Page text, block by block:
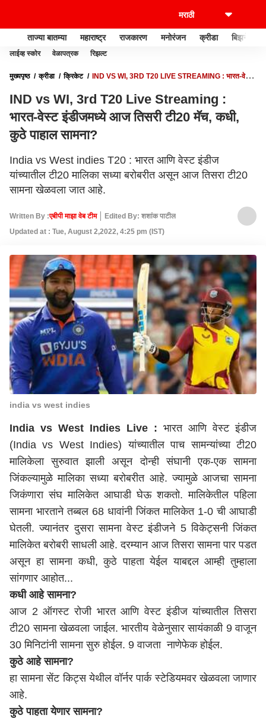
ताज्या बातम्या महाराष्ट्र राजकारण मनोरंजन क्रीडा बिझनेस
लाईव्ह स्कोर वेळापत्रक रिझल्ट
मुख्यपृष्ठ क्रीडा क्रिकेट
IND VS WI, 3RD T20 LIVE STREAMING : भारत-वेस्ट
IND vs WI, 3rd T20 Live Streaming :
भारत-वेस्ट इंडीजमध्ये आज तिसरी टी20 मॅच, कधी,
कुठे पाहाल सामना?
India vs West indies T20 : भारत आणि वेस्ट इंडीज
यांच्यातील टी20 मालिका सध्या बरोबरीत असून आज तिसरा टी20
सामना खेळवला जात आहे.
Written By :एबीपी माझा वेब टीम
Edited By: शशांक पाटील
Updated at : Tue, August 2,2022, 4:25 pm (IST)
india vs west indies
India vs West Indies Live : भारत आणि वेस्ट इंडीज
(India vs West Indies) यांच्यातील पाच सामन्यांच्या टी20
मालिकेला सुरुवात झाली असून दोन्ही संघानी एक-एक सामना
जिंकल्यामुळे मालिका सध्या बरोबरीत आहे. ज्यामुळे आजचा सामना
जिकंणारा संघ मालिकेत आघाडी घेऊ शकतो. मालिकेतील पहिला
सामना भारताने तब्बल 68 धावांनी जिंकत मालिकेत 1-0 ची आघाडी
घेतली. ज्यानंतर दुसरा सामना वेस्ट इंडीजने 5 विकेट्सनी जिंकत
मालिकेत बरोबरी साधली आहे. दरम्यान आज तिसरा सामना पार पडत
असून हा सामना कधी, कुठे पाहता येईल याबद्दल आम्ही तुम्हाला
सांगणार आहोत...
कधी आहे सामना?
आज 2 ऑगस्ट रोजी भारत आणि वेस्ट इंडीज यांच्यातील तिसरा
टी20 सामना खेळवला जाईल. भारतीय वेळेनुसार सायंकाळी 9 वाजून
30 मिनिटांनी सामना सुरु होईल. 9 वाजता नाणेफेक होईल.
कुठे आहे सामना?
हा सामना सेंट किट्स येथील वॉर्नर पार्क स्टेडियमवर खेळवला जाणार
आहे.
कुठे पाहता येणार सामना?